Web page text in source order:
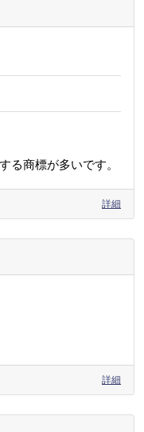
る商標が多いです。
詳細
詳細